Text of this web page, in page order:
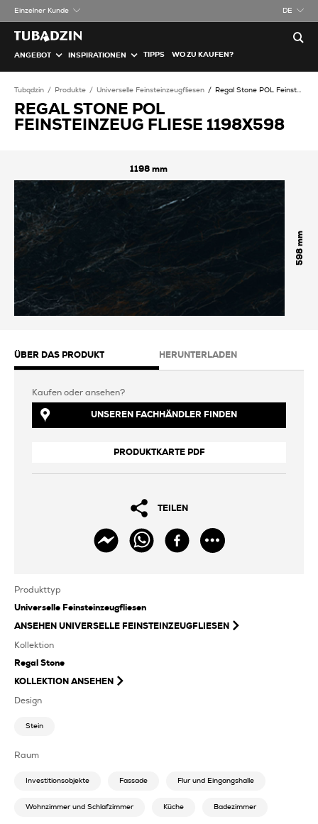
Einzelner Kunde DE
ANGEBOT INSPIRATIONEN TIPPS WO ZU KAUFEN?
Tubądzin Produkte Universelle Feinsteinzeugfliesen Regal Stone POL Feinsteinzeug Fliese
REGAL STONE POL
FEINSTEINZEUG FLIESE 1198X598
1198
598
ÜBER DAS PRODUKT HERUNTERLADEN
Kaufen oder ansehen?
UNSEREN FACHHÄNDLER FINDEN
PRODUKTKARTE PDF
TEILEN
Produkttyp
Universelle Feinsteinzeugfliesen
ANSEHEN UNIVERSELLE FEINSTEINZEUGFLIESEN
Kollektion
Regal Stone
KOLLEKTION ANSEHEN
Design
Stein
Raum
Investitionsobjekte Fassade Flur und Eingangshalle
Wohnzimmer und Schlafzimmer Küche Badezimmer